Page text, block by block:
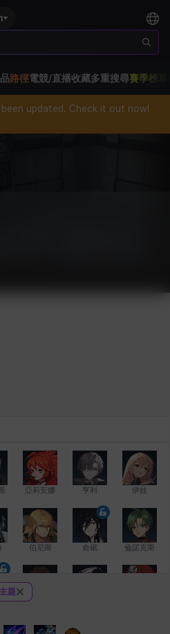
路徑電競/直播收藏多重搜尋賽季榜單
been updated. Check it out now!
亞莉安娜 亨利 伊娃
伯尼斯 俞岷 倫諾克斯
題